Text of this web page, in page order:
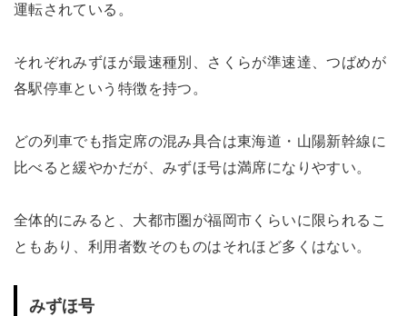
運転されている。
それぞれみずほが最速種別、さくらが準速達、つばめが
各駅停車という特徴を持つ。
どの列車でも指定席の混み具合は東海道・山陽新幹線に
比べると緩やかだが、みずほ号は満席になりやすい。
全体的にみると、大都市圏が福岡市くらいに限られるこ
ともあり、利用者数そのものはそれほど多くはない。
みずほ号